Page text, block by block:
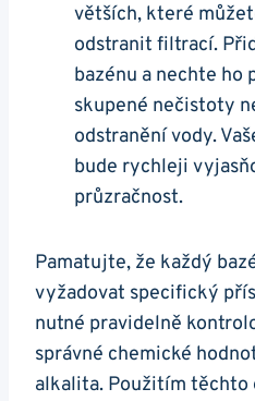
větších, které
odstranit filtrací.
bazénu a nechte ho
skupené nečistoty
odstranění vody.
bude rychleji
průzračnost.
Pamatujte, že každý
vyžadovat specifický
nutné pravidelně
správné chemické
alkalita. Použitím